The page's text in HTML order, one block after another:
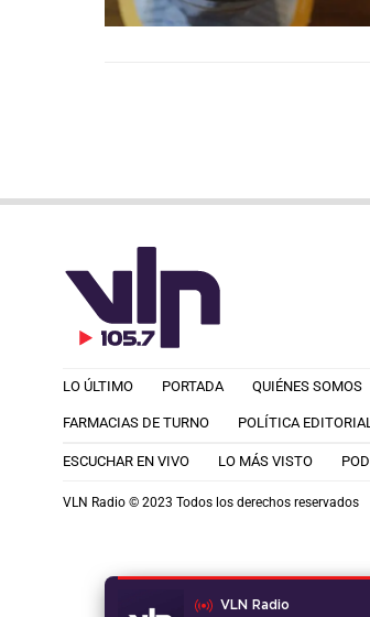
VLN Radio
LO ÚLTIMO PORTADA QUIÉNES SOMOS
FARMACIAS DE TURNO POLÍTICA
ESCUCHAR EN VIVO LO MÁS VISTO
VLN Radio © 2023 Todos los derechos reservados